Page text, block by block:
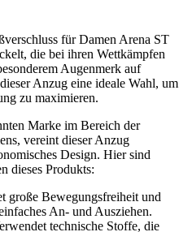
für Damen Arena ST
die bei ihren Wettkämpfen
Augenmerk auf
Anzug eine ideale Wahl, um
zu maximieren.
Marke im Bereich der
vereint dieser Anzug
Design. Hier sind
dieses Produkts:
große Bewegungsfreiheit und
An- und Ausziehen.
technische Stoffe, die